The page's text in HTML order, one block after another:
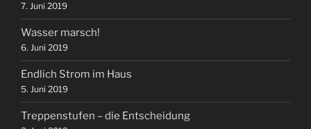
7. Juni 2019
Wasser marsch!
6. Juni 2019
Endlich Strom im Haus
5. Juni 2019
Treppenstufen – die Entscheidung